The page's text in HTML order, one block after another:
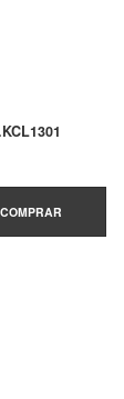
COMPRAR